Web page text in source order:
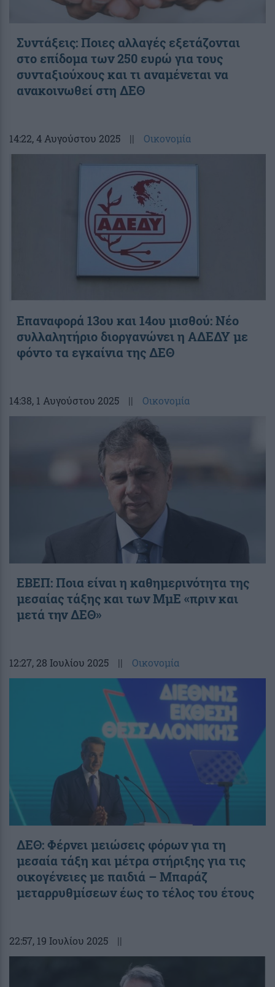
Συντάξεις: Ποιες αλλαγές εξετάζονται
στο επίδομα των 250 ευρώ για τους
συνταξιούχους και τι αναμένεται να
ανακοινωθεί στη ΔΕΘ
14:22, 4 Αυγούστου 2025 || Οικονομία
Επαναφορά 13ου και 14ου μισθού: Νέο
συλλαλητήριο διοργανώνει η ΑΔΕΔΥ με
φόντο τα εγκαίνια της ΔΕΘ
14:38, 1 Αυγούστου 2025 || Οικονομία
ΕΒΕΠ: Ποια είναι η καθημερινότητα της
μεσαίας τάξης και των ΜμΕ «πριν και
μετά την ΔΕΘ»
12:27, 28 Ιουλίου 2025 || Οικονομία
ΔΕΘ: Φέρνει μειώσεις φόρων για τη
μεσαία τάξη και μέτρα στήριξης για τις
οικογένειες με παιδιά – Μπαράζ
μεταρρυθμίσεων έως το τέλος του έτους
22:57, 19 Ιουλίου 2025 ||